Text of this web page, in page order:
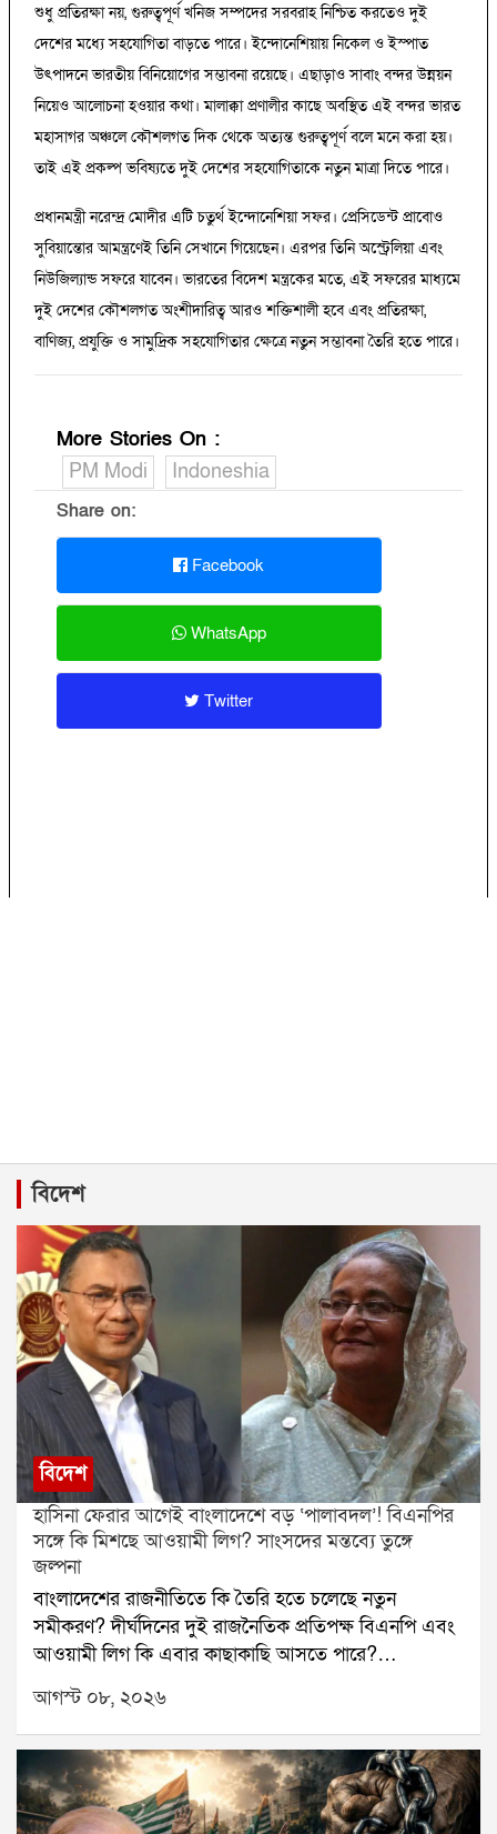
শুধু প্রতিরক্ষা নয়, গুরুত্বপূর্ণ খনিজ সম্পদের সরবরাহ নিশ্চিত করতেও দুই
দেশের মধ্যে সহযোগিতা বাড়তে পারে। ইন্দোনেশিয়ায় নিকেল ও ইস্পাত
উৎপাদনে ভারতীয় বিনিয়োগের সম্ভাবনা রয়েছে। এছাড়াও সাবাং বন্দর উন্নয়ন
নিয়েও আলোচনা হওয়ার কথা। মালাক্কা প্রণালীর কাছে অবস্থিত এই বন্দর ভারত
মহাসাগর অঞ্চলে কৌশলগত দিক থেকে অত্যন্ত গুরুত্বপূর্ণ বলে মনে করা হয়।
তাই এই প্রকল্প ভবিষ্যতে দুই দেশের সহযোগিতাকে নতুন মাত্রা দিতে পারে।
প্রধানমন্ত্রী নরেন্দ্র মোদীর এটি চতুর্থ ইন্দোনেশিয়া সফর। প্রেসিডেন্ট প্রাবোও
সুবিয়ান্তোর আমন্ত্রণেই তিনি সেখানে গিয়েছেন। এরপর তিনি অস্ট্রেলিয়া এবং
নিউজিল্যান্ড সফরে যাবেন। ভারতের বিদেশ মন্ত্রকের মতে, এই সফরের মাধ্যমে
দুই দেশের কৌশলগত অংশীদারিত্ব আরও শক্তিশালী হবে এবং প্রতিরক্ষা,
বাণিজ্য, প্রযুক্তি ও সামুদ্রিক সহযোগিতার ক্ষেত্রে নতুন সম্ভাবনা তৈরি হতে পারে।
More Stories On :
PM Modi
Indoneshia
Share on:
Facebook
WhatsApp
Twitter
বিদেশ
বিদেশ
হাসিনা ফেরার আগেই বাংলাদেশে বড় ‘পালাবদল’! বিএনপির
সঙ্গে কি মিশছে আওয়ামী লিগ? সাংসদের মন্তব্যে তুঙ্গে
জল্পনা
বাংলাদেশের রাজনীতিতে কি তৈরি হতে চলেছে নতুন
সমীকরণ? দীর্ঘদিনের দুই রাজনৈতিক প্রতিপক্ষ বিএনপি এবং
আওয়ামী লিগ কি এবার কাছাকাছি আসতে পারে?
বাংলাদেশের প্রাক্তন প্রধানমন্ত্রী শেখ হাসিনার দেশে ফেরার
জল্পনার মধ্যেই এমনই এক মন্তব্য ঘিরে শুরু হয়েছে নতুন
রাজনৈতিক চর্চা।চলতি বছরের ডিসেম্বরেই বাংলাদেশে ফিরতে
চান শেখ হাসিনা, এমন খবর সামনে এসেছে। তার মধ্যেই
আওয়ামী লিগকে নিয়ে বড় মন্তব্য করেছেন বিএনপির এক
সাংসদ। সুনামগঞ্জ-২ আসনের সাংসদ নাসির উদ্দিন চৌধুরী
আগস্ট ০৮, ২০২৬